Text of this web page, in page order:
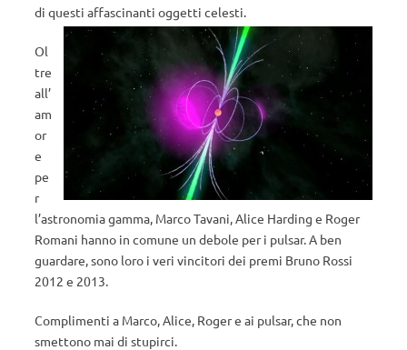
di questi affascinanti oggetti celesti.
Ol
tre
all’
am
or
e
pe
r
l’astronomia gamma, Marco Tavani, Alice Harding e Roger
Romani hanno in comune un debole per i pulsar. A ben
guardare, sono loro i veri vincitori dei premi Bruno Rossi
2012 e 2013.
Complimenti a Marco, Alice, Roger e ai pulsar, che non
smettono mai di stupirci.